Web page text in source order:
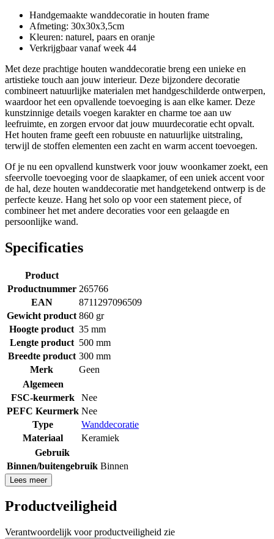
Handgemaakte wanddecoratie in houten frame
Afmeting: 30x30x3,5cm
Kleuren: naturel, paars en oranje
Verkrijgbaar vanaf week 44
Met deze prachtige houten wanddecoratie breng een unieke en
artistieke touch aan jouw interieur. Deze bijzondere decoratie
combineert natuurlijke materialen met handgeschilderde ontwerpen,
waardoor het een opvallende toevoeging is aan elke kamer. Deze
kunstzinnige details voegen karakter en charme toe aan uw
leefruimte, en zorgen ervoor dat jouw muurdecoratie echt opvalt.
Het houten frame geeft een robuuste en natuurlijke uitstraling,
terwijl de stoffen elementen een zacht en warm accent toevoegen.
Of je nu een opvallend kunstwerk voor jouw woonkamer zoekt, een
sfeervolle toevoeging voor de slaapkamer, of een uniek accent voor
de hal, deze houten wanddecoratie met handgetekend ontwerp is de
perfecte keuze. Hang het solo op voor een statement piece, of
combineer het met andere decoraties voor een gelaagde en
persoonlijke wand.
Specificaties
Product
Productnummer 265766
EAN
8711297096509
Gewicht product 860 gr
Hoogte product 35 mm
Lengte product 500 mm
Breedte product 300 mm
Merk
Geen
Algemeen
FSC-keurmerk
Nee
PEFC Keurmerk Nee
Type
Wanddecoratie
Materiaal
Keramiek
Gebruik
Binnen/buitengebruik Binnen
Lees meer
Productveiligheid
Verantwoordelijk voor productveiligheid zie